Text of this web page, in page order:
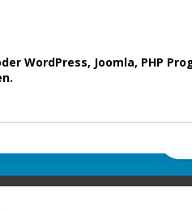
WordPress, Joomla, PHP